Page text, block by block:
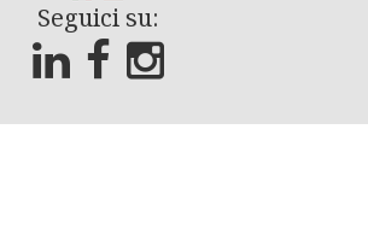
Seguici su: